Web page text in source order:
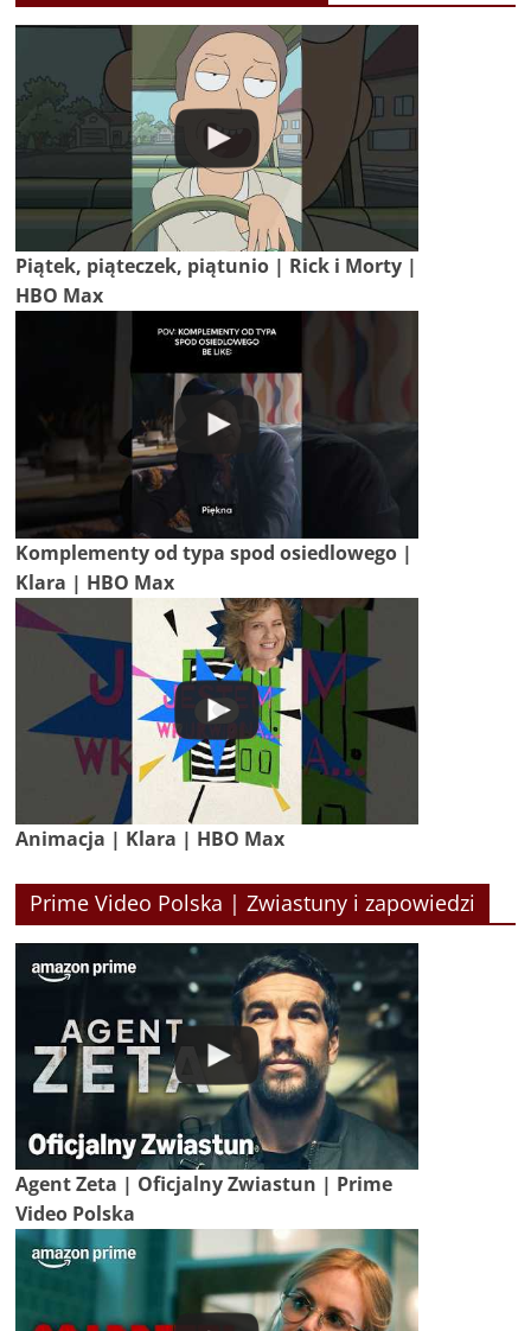
Piątek, piąteczek, piątunio | Rick i Morty |
HBO Max
Komplementy od typa spod osiedlowego |
Klara | HBO Max
Animacja | Klara | HBO Max
Prime Video Polska | Zwiastuny i zapowiedzi
Agent Zeta | Oficjalny Zwiastun | Prime
Video Polska